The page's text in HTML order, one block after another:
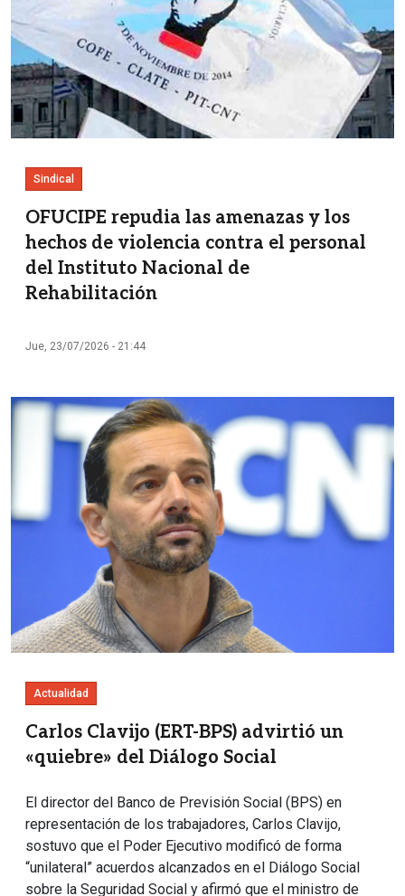
Sindical
OFUCIPE repudia las amenazas y los
hechos de violencia contra el personal
del Instituto Nacional de
Rehabilitación
Jue, 23/07/2026 - 21:44
Imagen
Actualidad
Carlos Clavijo (ERT-BPS) advirtió un
«quiebre» del Diálogo Social
El director del Banco de Previsión Social (BPS) en
representación de los trabajadores, Carlos Clavijo,
sostuvo que el Poder Ejecutivo modificó de forma
“unilateral” acuerdos alcanzados en el Diálogo Social
sobre la Seguridad Social y afirmó que el ministro de